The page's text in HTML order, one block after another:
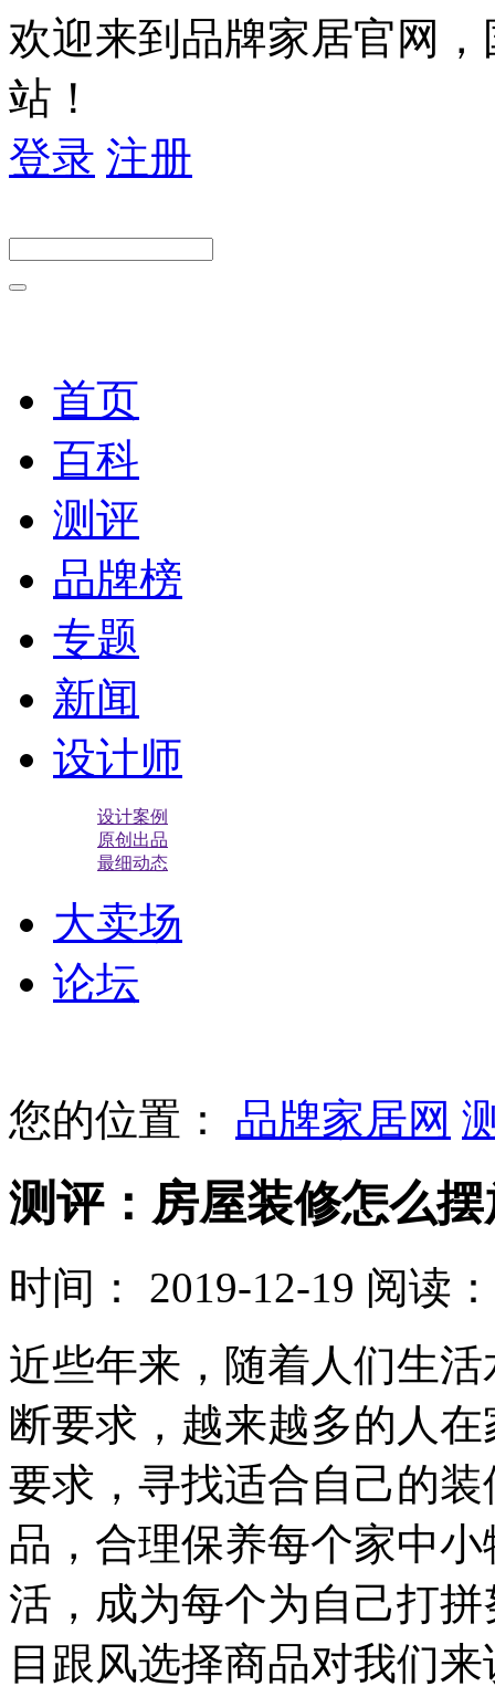
欢迎来到品牌家居官网
站！
登录 注册
首页
百科
测评
品牌榜
专题
新闻
设计师
设计案例
原创出品
最细动态
大卖场
论坛
您的位置： 品牌家居网
测评：房屋装修怎么摆
时间： 2019-12-19 阅读
近些年来，随着人们生
断要求，越来越多的人
要求，寻找适合自己的
品，合理保养每个家中
活，成为每个为自己打
目跟风选择商品对我们